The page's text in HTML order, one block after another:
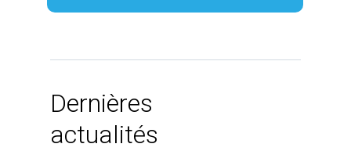
Dernières
actualités